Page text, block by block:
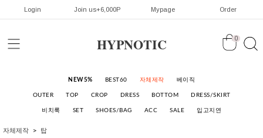
Login Join us+6,000P Mypage Order
HYPNOTIC 0
NEW5% BEST60 자체제작 베이직
OUTER TOP CROP DRESS BOTTOM DRESS/SKIRT
비치룩 SET SHOES/BAG ACC SALE 입고지연
자체제작 탑